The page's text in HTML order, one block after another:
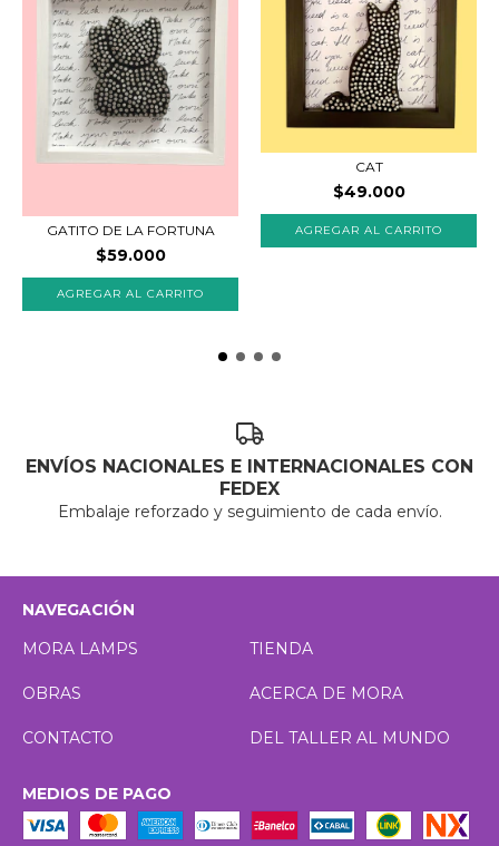
GATITO DE LA FORTUNA
$59.000
CAT
$49.000
AGREGAR AL CARRITO
ENVÍOS NACIONALES E INTERNACIONALES CON
FEDEX
Embalaje reforzado y seguimiento de cada envío.
NAVEGACIÓN
MORA LAMPS
TIENDA
OBRAS ACERCA DE MORA
CONTACTO DEL TALLER AL MUNDO
MEDIOS DE PAGO